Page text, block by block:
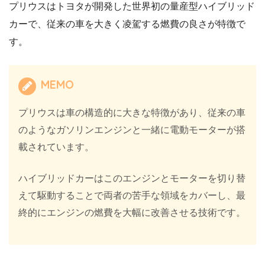
プリウスはトヨタが開発した世界初の量産型ハイブリッド
カーで、従来の車を大きく凌駕する燃費の良さが特徴で
す。
MEMO
プリウスは車の構造的に大きな特徴があり、従来の車
のようなガソリンエンジンと一緒に電動モーターが搭
載されています。
ハイブリッドカーはこのエンジンとモーターを切り替
えて駆動することで両者の苦手な領域をカバーし、最
終的にエンジンの燃費を大幅に改善させる技術です。